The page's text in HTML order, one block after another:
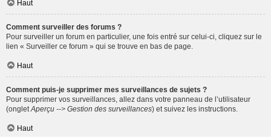
Haut
Comment surveiller des forums ?
Pour surveiller un forum en particulier, une fois entré sur celui-ci, cliquez sur le
lien « Surveiller ce forum » qui se trouve en bas de page.
Haut
Comment puis-je supprimer mes surveillances de sujets ?
Pour supprimer vos surveillances, allez dans votre panneau de l’utilisateur
(onglet Aperçu --> Gestion des surveillances) et suivez les instructions.
Haut